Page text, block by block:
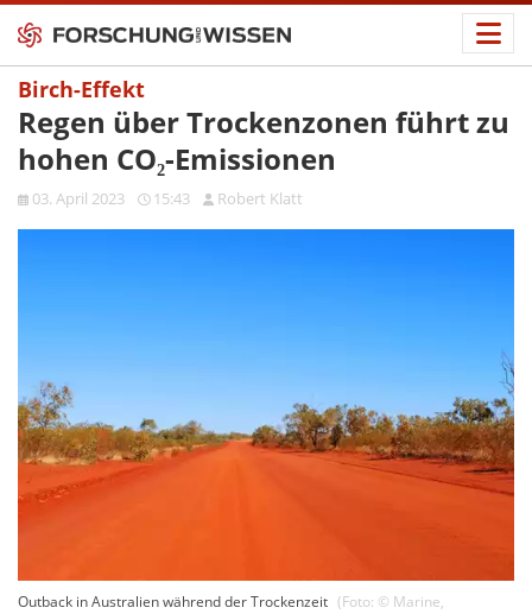
Birch-Effekt
Regen über Trockenzonen führt zu
hohen CO₂-Emissionen
03. April 2023 15:43 Robert Klatt
Outback in Australien während der Trockenzeit (Foto: © Marine,